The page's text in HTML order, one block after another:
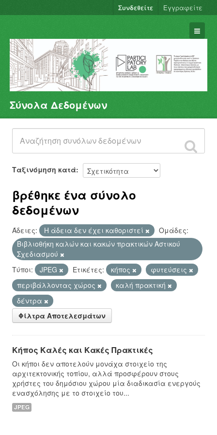
Συνδεθείτε Εγγραφείτε
Σύνολα Δεδομένων
Φορείς
Ομάδες
Σχετικά
Σύνολα Δεδομένων
Ταξινόμηση κατά
βρέθηκε ένα σύνολο
δεδομένων
Άδειες: Η άδεια δεν έχει καθοριστεί
Ομάδες:
Βιβλιοθήκη καλών και κακών πρακτικών Αστικού
Σχεδιασμού
Τύποι:
JPEG Ετικέτες: κήπος
φυτεύσεις
περιβάλλοντας χώρος
καλή πρακτική
δέντρα
Φίλτρα Αποτελεσμάτων
Κήπος Καλές και Κακές Πρακτικές
Οι κήποι δεν αποτελούν μονάχα στοιχείο της
αρχιτεκτονικής τοπίου, αλλά προσφέρουν στους
χρήστες του δημόσιου χώρου μία διαδικασία ενεργούς
ενασχόλησης με το στοιχείο του...
JPEG